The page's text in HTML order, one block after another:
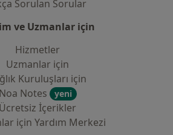
Sorulan Sorular
ve Uzmanlar için
Hizmetler
Uzmanlar için
Kuruluşları için
Noa Notes
yeni
Ücretsiz İçerikler
için Yardım Merkezi